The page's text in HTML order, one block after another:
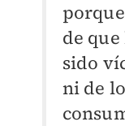
de
sido
ni de